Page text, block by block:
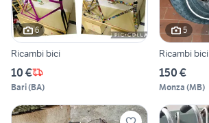
6
Ricambi bici
10 €
Bari(BA)
5
Ricambi bici
150 €
Monza (MB)